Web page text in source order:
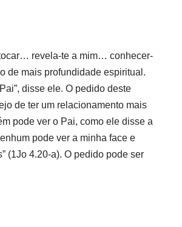
revela-te a mim… conhecer-
de mais profundidade espiritual.
disse ele. O pedido deste
de ter um relacionamento mais
pode ver o Pai, como ele disse a
pode ver a minha face e
(1Jo 4.20-a). O pedido pode ser